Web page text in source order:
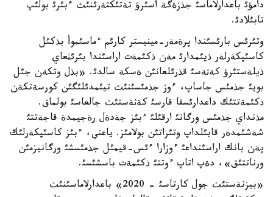
دامؤئ باعدارلاماسئ جذزةگة اسئرؤ تةتئكتةرئنئث ءبئرئ بولئپ
تابئلادئ.
وتئرئس بارئسئندا پرةمةر-مينيستر كارئم ءماسئموأ بذكئل
كاسئپكةرلةر ذيئمدارئ مةن ذكئمةت اراسئندا بئرئثعاي
ذيلةستئرؤ كةثةسئ قذرئلعانئن ةسكة سالدئ. «بذل وتكةن جئل
بويئ جذمئس جاساپ، ءوز جذمئسئنئث تيئمدئلئگئن كورسةتكةن
ذكئمةتتئك داعدارئسقا قارسئ كةثةستئث جالعاسئ بولماق.
مذنداي جذمئس ورگانئ ارقئلئ ءبئز جةدةل رةجيمدة قاجةتتئ
شةشئمدةر قابئلداپ وتئراتئن بولامئز. ياعني، ءبئز كاسئپكةرلئك
پةن بانك اراسئنداعئ ءوزارا ءئس-قيمئل جذمئسشئ ورگانيزمئن
ورناتتئق»، دةپ اتاپ ءوتتئ ذكئمةت باسشئسئ.
«بيزنةستئث جول كارتاسئ - 2020» باعدارلاماسئنئث